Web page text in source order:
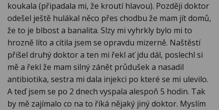
koukala (připadala mi, že kroutí hlavou). Později doktor
odešel ještě hulákal něco přes chodbu že mam jít domů,
že to je blbost a banalita. Slzy mi vyhrkly bylo mi to
hrozně líto a cítila jsem se opravdu mizerně. Naštěstí
přišel druhý doktor a ten mi řekl ať jdu dál, poslechl si
mě a řekl že mam silný zánět průdušek a nasadil
antibiotika, sestra mi dala injekci po které se mi ulevilo.
A teď jsem se po 2 dnech vyspala alespoň 5 hodin. Tak
by mě zajímalo co na to říká nějaký jiný doktor. Myslím